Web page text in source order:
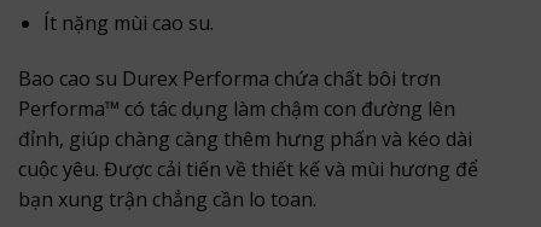
Ít nặng mùi cao su.
Bao cao su Durex Performa chứa chất bôi trơn
Performa™ có tác dụng làm chậm con đường lên
đỉnh, giúp chàng càng thêm hưng phấn và kéo dài
cuộc yêu. Được cải tiến về thiết kế và mùi hương để
bạn xung trận chẳng cần lo toan.